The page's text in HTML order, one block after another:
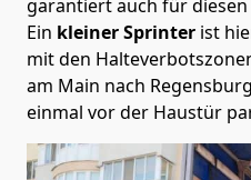
garantiert auch für
Ein kleiner Sprinter ist
mit den
am Main nach
einmal vor der Haustür